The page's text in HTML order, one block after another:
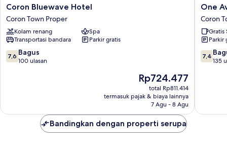
Coron
Bluewave
Hotel
Coron
Town
Proper
Coron Bluewave Hotel
Coron Town Proper
Kolam renang
Spa
Transportasi bandara
Parkir gratis
7.6
dari
7,6 Bagus
100 ulasan
Harga
sekarang
Rp724.477
Rp724.477
total Rp811.414
termasuk pajak & biaya lainnya
7 Agu - 8 Agu
One
Averee
Bay
Hotel
Coron
Town
Proper
One
Coron
Gratis
Parkir
7.4
dari
7,4
135
Bandingkan dengan properti serupa